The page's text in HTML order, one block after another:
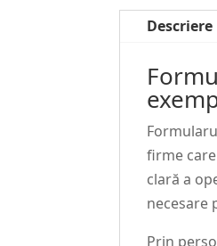
Descriere
firme
clară a
necesare
Prin